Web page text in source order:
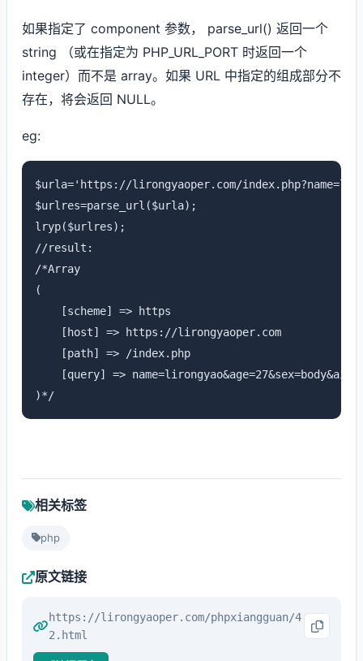
如果指定了 component 参数， parse_url() 返回一个
string （或在指定为 PHP_URL_PORT 时返回一个
integer）而不是 array。如果 URL 中指定的组成部分不
存在，将会返回 NULL。
eg:
$urla='https://lirongyaoper.com/
$urlres=parse_url($urla);
lryp($urlres);
//result:
/*Array
(
[scheme] => https
[host] => https://lirongyaoper.com
[path] => /index.php
[query] =>
)*/
相关标签
php
原文链接
https://lirongyaoper.com/phpxiangguan/4
2.html